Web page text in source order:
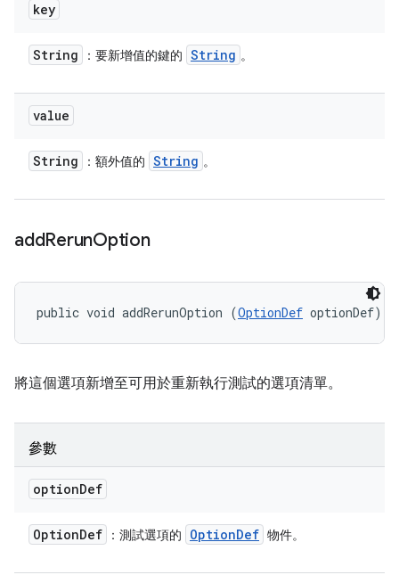
key
String ：要新增值的鍵的 String 。
value
String ：額外值的 String 。
addRerunOption
public void addRerunOption (OptionDef optionDef)
將這個選項新增至可用於重新執行測試的選項清單。
參數
optionDef
OptionDef ：測試選項的 OptionDef 物件。